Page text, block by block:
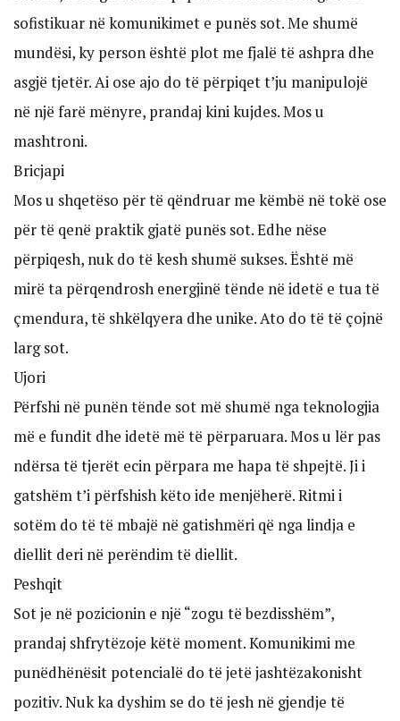
sofistikuar në komunikimet e punës sot. Me shumë
mundësi, ky person është plot me fjalë të ashpra dhe
asgjë tjetër. Ai ose ajo do të përpiqet t’ju manipulojë
në një farë mënyre, prandaj kini kujdes. Mos u
mashtroni.
Bricjapi
Mos u shqetëso për të qëndruar me këmbë në tokë ose
për të qenë praktik gjatë punës sot. Edhe nëse
përpiqesh, nuk do të kesh shumë sukses. Është më
mirë ta përqendrosh energjinë tënde në idetë e tua të
çmendura, të shkëlqyera dhe unike. Ato do të të çojnë
larg sot.
Ujori
Përfshi në punën tënde sot më shumë nga teknologjia
më e fundit dhe idetë më të përparuara. Mos u lër pas
ndërsa të tjerët ecin përpara me hapa të shpejtë. Ji i
gatshëm t’i përfshish këto ide menjëherë. Ritmi i
sotëm do të të mbajë në gatishmëri që nga lindja e
diellit deri në perëndim të diellit.
Peshqit
Sot je në pozicionin e një “zogu të bezdisshëm”,
prandaj shfrytëzoje këtë moment. Komunikimi me
punëdhënësit potencialë do të jetë jashtëzakonisht
pozitiv. Nuk ka dyshim se do të jesh në gjendje të